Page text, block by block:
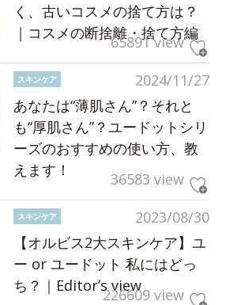
く、古いコスメの捨て方は？
｜コスメの断捨離・捨て方編
65891 view
2024/11/27
スキンケア
あなたは“薄肌さん”？それと
も“厚肌さん”？ユードットシリ
ーズのおすすめの使い方、教
えます！
36583 view
2023/08/30
スキンケア
【オルビス2大スキンケア】ユ
ー or ユードット 私にはどっ
ち？｜Editor’s view226609 view